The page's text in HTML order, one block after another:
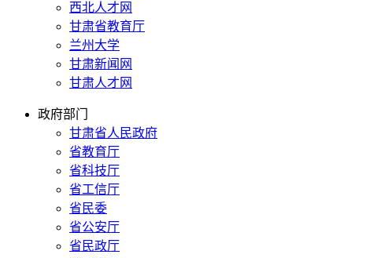
西北人才网
甘肃省教育厅
兰州大学
甘肃新闻网
甘肃人才网
政府部门
甘肃省人民政府
省教育厅
省科技厅
省工信厅
省民委
省公安厅
省民政厅